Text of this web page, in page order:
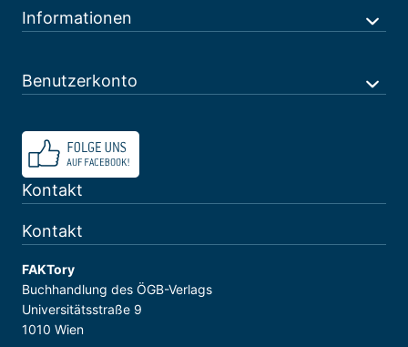
Informationen
Benutzerkonto
Kontakt
Kontakt
FAKTory
Buchhandlung des ÖGB-Verlags
Universitätsstraße 9
1010 Wien